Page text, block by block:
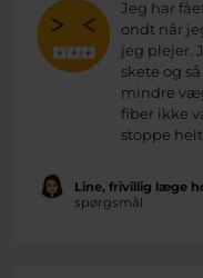
Jeg har
ondt når
jeg plejer.
skete og
mindre
fiber ikke
stoppe
Line, frivillig læge
spørgsmål